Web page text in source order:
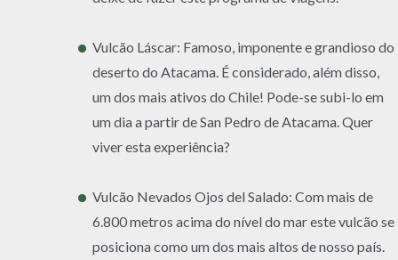
Vulcão Láscar: Famoso, imponente e grandioso do
deserto do Atacama. É considerado, além disso,
um dos mais ativos do Chile! Pode-se subi-lo em
um dia a partir de San Pedro de Atacama. Quer
viver esta experiência?
Vulcão Nevados Ojos del Salado: Com mais de
6.800 metros acima do nível do mar este vulcão se
posiciona como um dos mais altos de nosso país.